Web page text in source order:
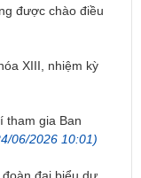
được chào điều
XIII, nhiệm kỳ
tham gia Ban
06/2026 10:01)
đại biểu dự